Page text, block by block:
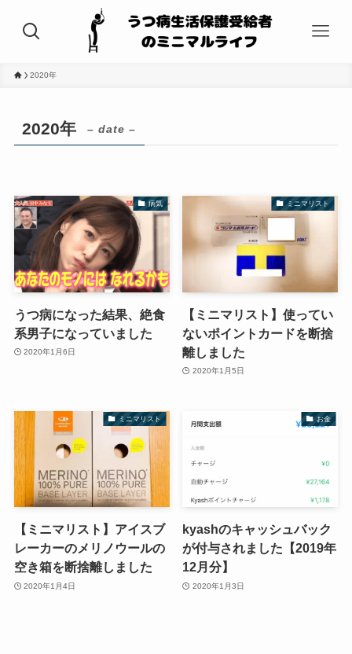
2020年
2020年 – date –
病気
うつ病になった結果、絶食
系男子になっていました
2020年1月6日
ミニマリスト
【ミニマリスト】使ってい
ないポイントカードを断捨
離しました
2020年1月5日
ミニマリスト
【ミニマリスト】アイスブ
レーカーのメリノウールの
空き箱を断捨離しました
2020年1月4日
お金
kyashのキャッシュバック
が付与されました【2019年
12月分】
2020年1月3日